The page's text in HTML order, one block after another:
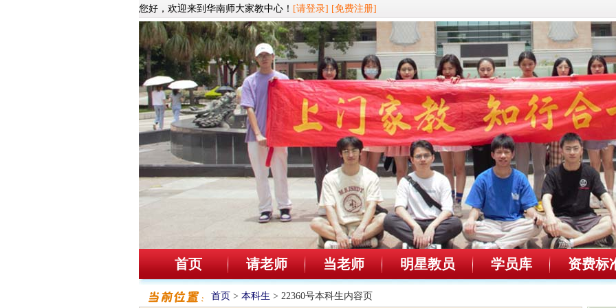
您好，欢迎来到华南师大家教中心！ [请登录] [免费注册]
首页 请老师 当老师 明星教员 学员库 资费标
首页 > 本科生 > 22360号本科生内容页